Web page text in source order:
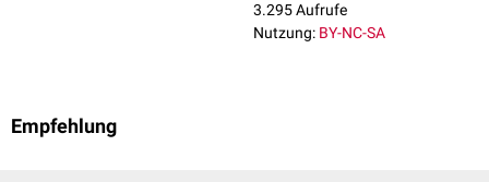
3.295 Aufrufe
Nutzung: BY-NC-SA
Empfehlung